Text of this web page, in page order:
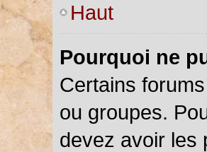
Haut
Pourquoi ne
Certains
ou groupes.
devez avoir les